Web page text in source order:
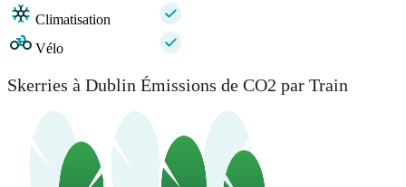
Climatisation
Vélo
Skerries à Dublin Émissions de CO2 par Train